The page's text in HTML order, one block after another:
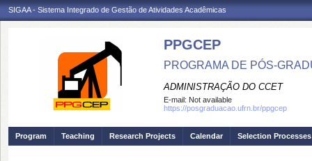
SIGAA - Sistema Integrado de Gestão de Atividades Acadêmicas
PPGCEP
PROGRAMA DE PÓS-
ADMINISTRAÇÃO DO CCET
E-mail: Not available
https://posgraduacao.ufrn.br/ppgcep
Program Teaching Research Projects Calendar Selection Processes